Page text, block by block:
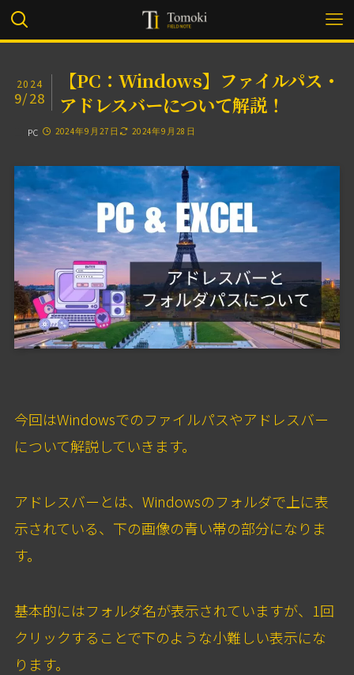
【PC：Windows】ファイルパス・
アドレスバーについて解説！
2024
9/28
PC 2024年9月27日 2024年9月28日
今回はWindowsでのファイルパスやアドレスバー
について解説していきます。
アドレスバーとは、Windowsのフォルダで上に表
示されている、下の画像の青い帯の部分になりま
す。
基本的にはフォルダ名が表示されていますが、1回
クリックすることで下のような小難しい表示にな
ります。